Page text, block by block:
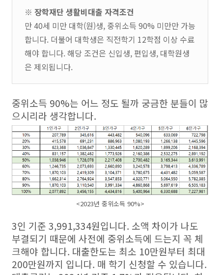
※ 장학재단 생활비대출 자격조건
만 40세 미만 대학(원)생, 중위소득 90% 미만만 가능
합니다. 더불어 대학생은 직전학기 12학점 이상 수료
해야 합니다. 해당 조건은 신입생, 편입생, 대학원생
은 제외됩니다.
중위소득 90%는 어느 정도 될까 궁금한 분들이 많
으시리라 생각합니다.
<2023년 중위소득 90%>
3인 기준 3,991,334원입니다. 소액 차이가 나도
부결되기 때문에 사전에 중위소득에 드는지 꼭 체
크해야 합니다. 대출한도는 최소 10만원부터 최대
200만원까지 입니다. 매 학기 신청할 수 있습니다.